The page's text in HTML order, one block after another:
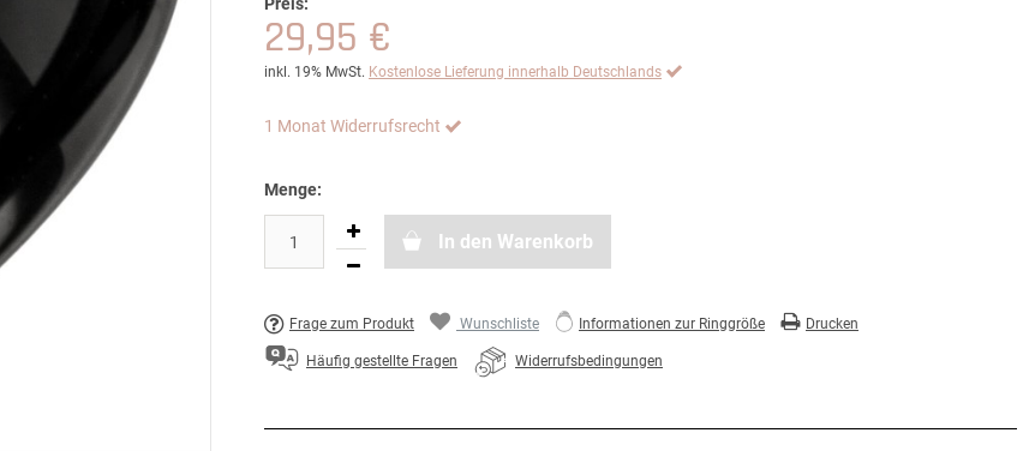
29,95 €
inkl. 19% MwSt. Kostenlose Lieferung innerhalb Deutschlands
1 Monat Widerrufsrecht
Menge:
In den Warenkorb
Frage zum Produkt Wunschliste Informationen zur Ringgröße Drucken
Häufig gestellte Fragen Widerrufsbedingungen